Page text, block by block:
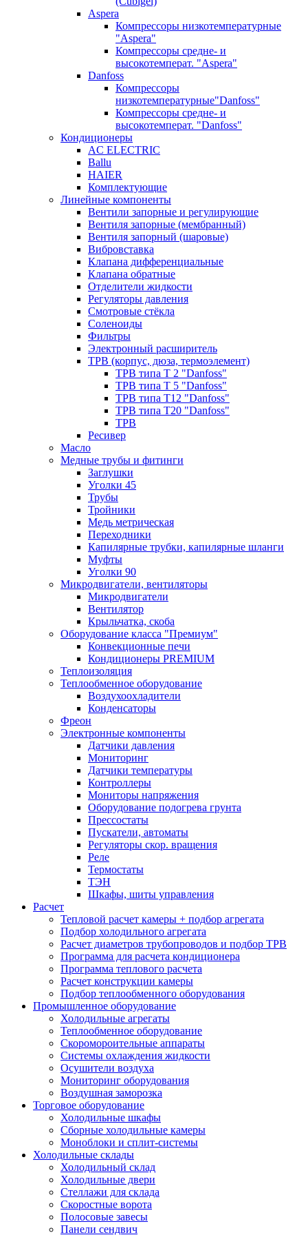
Aspera
Компрессоры низкотемпературные
"Aspera"
Компрессоры средне- и
высокотемперат. "Aspera"
Danfoss
Компрессоры
низкотемпературные"Danfoss"
Компрессоры средне- и
высокотемперат. "Danfoss"
Кондиционеры
AC ELECTRIC
Ballu
HAIER
Комплектующие
Линейные компоненты
Вентили запорные и регулирующие
Вентиля запорные (мембранный)
Вентиля запорный (шаровые)
Вибровставка
Клапана дифференциальные
Клапана обратные
Отделители жидкости
Регуляторы давления
Смотровые стёкла
Соленоиды
Фильтры
Электронный расширитель
ТРВ (корпус, дюза, термоэлемент)
ТРВ типа Т 2 "Danfoss"
ТРВ типа Т 5 "Danfoss"
ТРВ типа Т12 "Danfoss"
ТРВ типа Т20 "Danfoss"
ТРВ
Ресивер
Масло
Медные трубы и фитинги
Заглушки
Уголки 45
Трубы
Тройники
Медь метрическая
Переходники
Капилярные трубки, капилярные шланги
Муфты
Уголки 90
Микродвигатели, вентиляторы
Микродвигатели
Вентилятор
Крыльчатка, скоба
Оборудование класса "Премиум"
Конвекционные печи
Кондиционеры PREMIUM
Теплоизоляция
Теплообменное оборудование
Воздухоохладители
Конденсаторы
Фреон
Электронные компоненты
Датчики давления
Мониторинг
Датчики температуры
Контроллеры
Мониторы напряжения
Оборудование подогрева грунта
Прессостаты
Пускатели, автоматы
Регуляторы скор. вращения
Реле
Термостаты
ТЭН
Шкафы, шиты управления
Расчет
Тепловой расчет камеры + подбор агрегата
Подбор холодильного агрегата
Расчет диаметров трубопроводов и подбор ТРВ
Программа для расчета кондиционера
Программа теплового расчета
Расчет конструкции камеры
Подбор теплообменного оборудования
Промышленное оборудование
Холодильные агрегаты
Теплообменное оборудование
Скоромороительные аппараты
Системы охлаждения жидкости
Осушители воздуха
Мониторинг оборудования
Воздушная заморозка
Торговое оборудование
Холодильные шкафы
Сборные холодильные камеры
Моноблоки и сплит-системы
Холодильные склады
Холодильный склад
Холодильные двери
Стеллажи для склада
Скоростные ворота
Полосовые завесы
Панели сендвич